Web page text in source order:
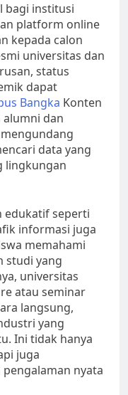
bagi institusi
platform online
kepada calon
universitas dan
status
dapat
Bangka Konten
alumni dan
data yang
lingkungan
edukatif seperti
informasi juga
memahami
studi yang
universitas
atau seminar
langsung,
yang
Ini tidak hanya
juga
nyata